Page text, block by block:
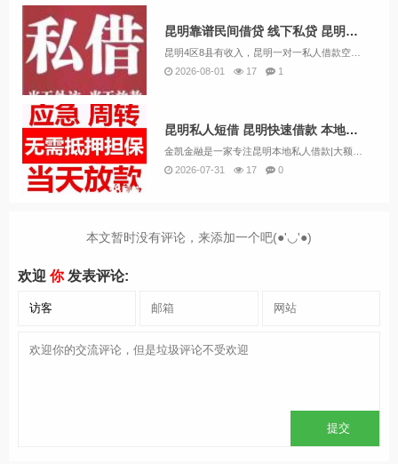
昆明靠谱民间借贷 线下私贷 昆明个人空放 上班族可借 无需抵押
2026-08-01
17 1
昆明私人短借 昆明快速借款 本地小额贷款 空放急用钱 应急借款
2026-07-31
17 0
本文暂时没有评论，来添加一个吧(●'◡'●)
欢迎 你发表评论: